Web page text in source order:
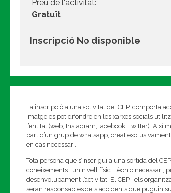
Preu de l'activitat:
Gratuït
Inscripció No disponible
La inscripció a una activitat del CEP, comporta
imatge es pot difondre en les xarxes socials
l’entitat.(web, Instagram,Facebook, Twitter). Així
part d’un grup de whatsapp, creat
en cas necessari.
Tota persona que s’inscrigui a una sortida del
coneixements i un nivell físic i tècnic necessari,
desenvolupament l’activitat. El CEP i els
seran responsables dels accidents que puguin